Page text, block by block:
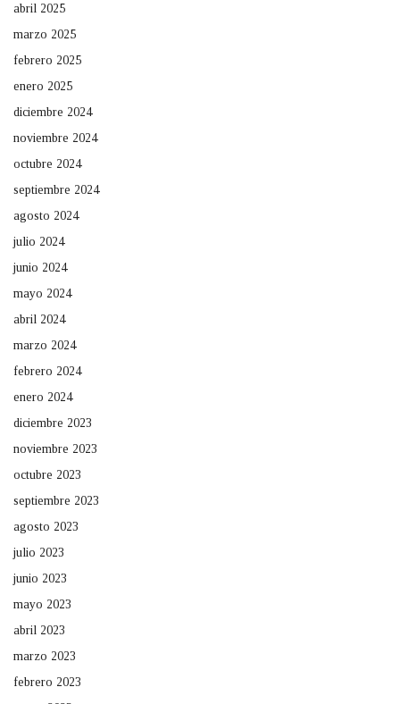
abril 2025
marzo 2025
febrero 2025
enero 2025
diciembre 2024
noviembre 2024
octubre 2024
septiembre 2024
agosto 2024
julio 2024
junio 2024
mayo 2024
abril 2024
marzo 2024
febrero 2024
enero 2024
diciembre 2023
noviembre 2023
octubre 2023
septiembre 2023
agosto 2023
julio 2023
junio 2023
mayo 2023
abril 2023
marzo 2023
febrero 2023